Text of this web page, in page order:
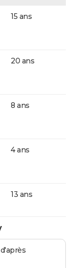
15 ans
20 ans
8 ans
4 ans
13 ans